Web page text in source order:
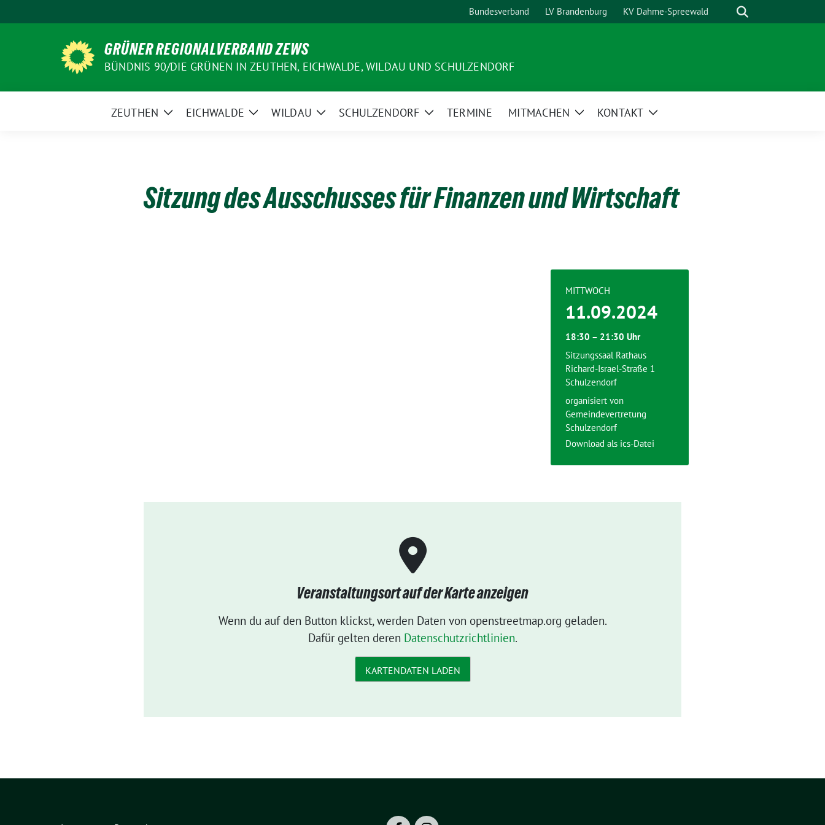
zum
Bundesverband LV Brandenburg KV Dahme-Spreewald Suche
GRÜNER REGIONALVERBAND ZEWS
BÜNDNIS 90/DIE GRÜNEN IN ZEUTHEN, EICHWALDE, WILDAU UND SCHULZENDORF
ZEUTHEN
ZeigeEICHWALDE
ZeigeWILDAU
ZeigeSCHULZENDORF
ZeigeTERMINE MITMACHEN
ZeigeKONTAKT
Zeige
Sitzung des Ausschusses für Finanzen und Wirtschaft
MITTWOCH
11.09.2024
18:30 – 21:30 Uhr
Sitzungssaal Rathaus
Richard-Israel-Straße 1
Schulzendorf
organisiert von
Gemeindevertretung
Schulzendorf
Download als ics-Datei
Veranstaltungsort auf der Karte anzeigen
Wenn du auf den Button klickst, werden Daten von openstreetmap.org geladen.
Dafür gelten deren Datenschutzrichtlinien.
KARTENDATEN LADEN